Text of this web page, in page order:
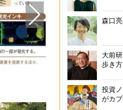
森口
大前
歩き方
投資
がカブ